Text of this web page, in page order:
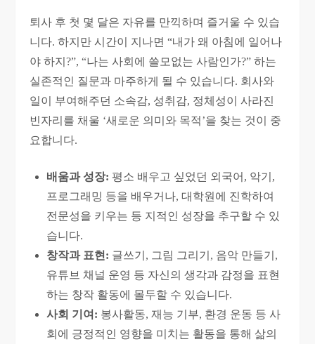
퇴사 후 첫 몇 달은 자유를 만끽하며 즐거울 수 있습
니다. 하지만 시간이 지나면 “내가 왜 아침에 일어나
야 하지?”, “나는 사회에 쓸모없는 사람인가?” 하는
실존적인 질문과 마주하게 될 수 있습니다. 회사와
일이 부여해주던 소속감, 성취감, 정체성이 사라진
빈자리를 채울 ‘새로운 의미와 목적’을 찾는 것이 중
요합니다.
배움과 성장: 평소 배우고 싶었던 외국어, 악기,
프로그래밍 등을 배우거나, 대학원에 진학하여
전문성을 키우는 등 지적인 성장을 추구할 수 있
습니다.
창작과 표현: 글쓰기, 그림 그리기, 음악 만들기,
유튜브 채널 운영 등 자신의 생각과 감정을 표현
하는 창작 활동에 몰두할 수 있습니다.
사회 기여: 봉사활동, 재능 기부, 환경 운동 등 사
회에 긍정적인 영향을 미치는 활동을 통해 삶의